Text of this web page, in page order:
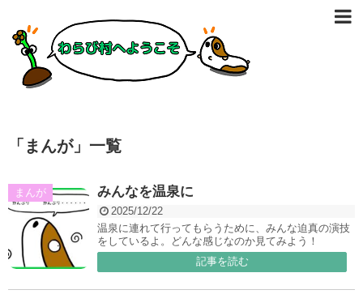
「 まんが」 一覧
みんなを温泉に
2025/12/22
まんが
温泉に連れて行ってもらうために、みんな迫真の演技
をしているよ。どんな感じなのか見てみよう！
記事を読む